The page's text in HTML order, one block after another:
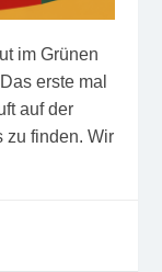
im Grünen
erste mal
auf der
zu finden. Wir